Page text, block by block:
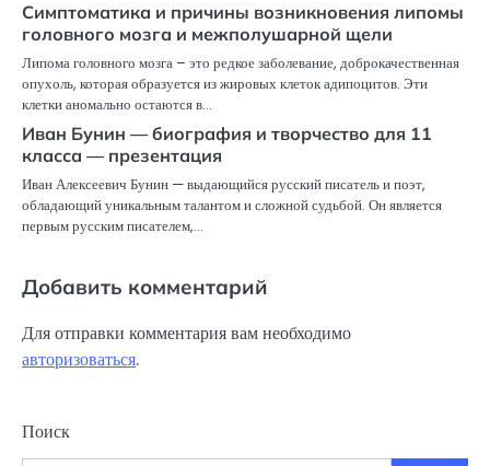
Симптоматика и причины возникновения липомы
головного мозга и межполушарной щели
Липома головного мозга – это редкое заболевание, доброкачественная
опухоль, которая образуется из жировых клеток адипоцитов. Эти
клетки аномально остаются в…
Иван Бунин — биография и творчество для 11
класса — презентация
Иван Алексеевич Бунин — выдающийся русский писатель и поэт,
обладающий уникальным талантом и сложной судьбой. Он является
первым русским писателем,…
Добавить комментарий
Для отправки комментария вам необходимо
авторизоваться.
Поиск